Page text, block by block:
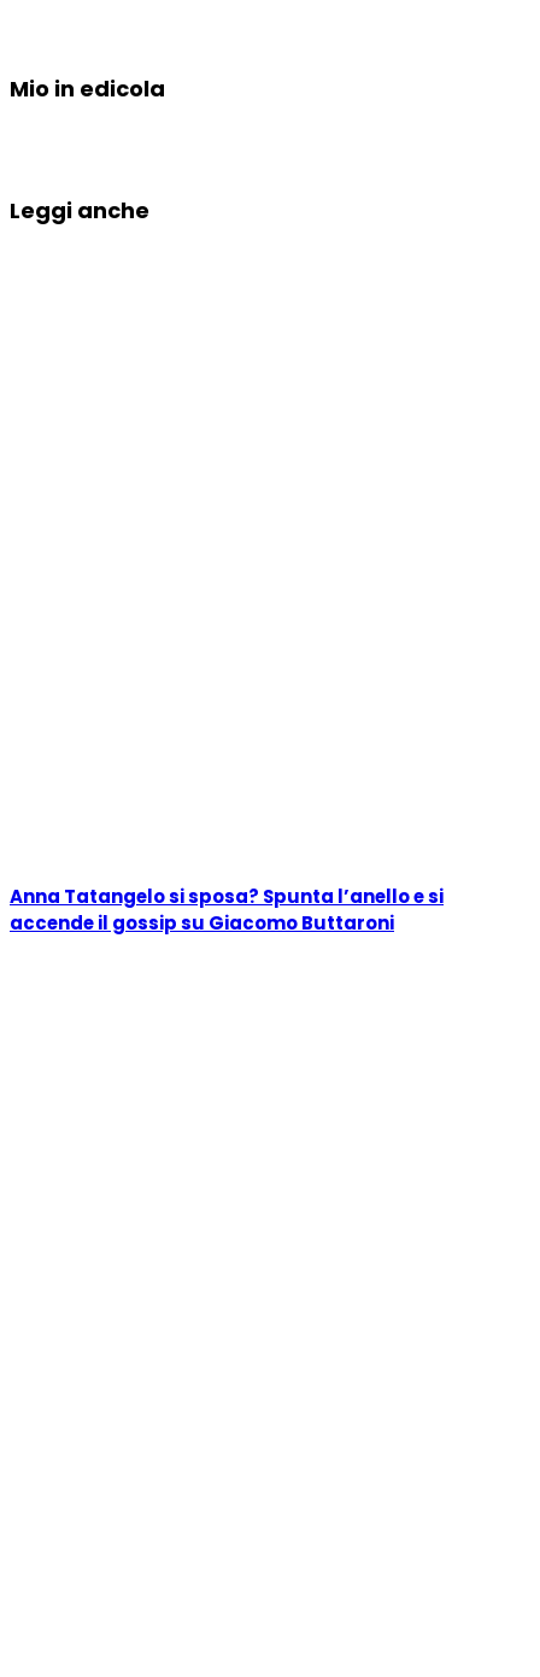
Mio in edicola
Leggi anche
Anna Tatangelo si sposa? Spunta l’anello e si
accende il gossip su Giacomo Buttaroni